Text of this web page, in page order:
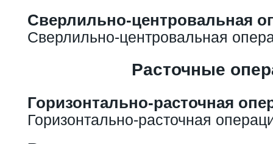
Сверлильно-центровальная
Сверлильно-центровальная
Расточные
Горизонтально-расточная
Горизонтально-расточная